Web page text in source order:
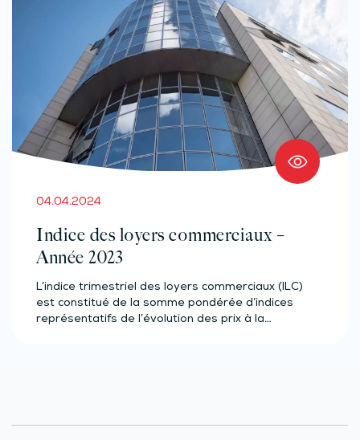
04.04.2024
Indice des loyers commerciaux –
Année 2023
L’indice trimestriel des loyers commerciaux (ILC)
est constitué de la somme pondérée d’indices
représentatifs de l’évolution des prix à la…